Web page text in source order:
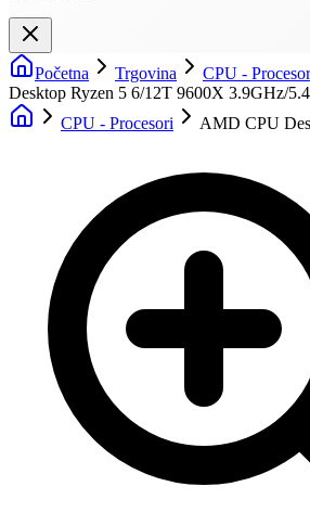
Početna Trgovina CPU -
Desktop Ryzen 5 6/12T 9600X 3.9GHz/
CPU - Procesori
AMD CPU